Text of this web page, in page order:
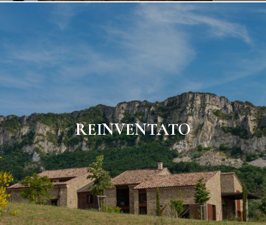
REINVENTATO